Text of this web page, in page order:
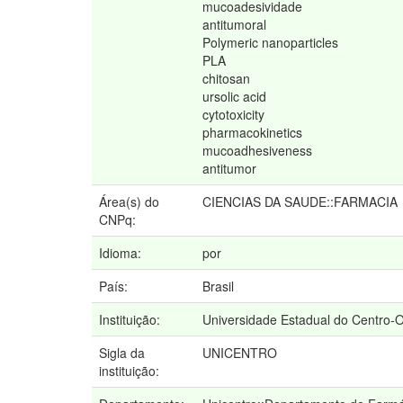
mucoadesividade
antitumoral
Polymeric nanoparticles
PLA
chitosan
ursolic acid
cytotoxicity
pharmacokinetics
mucoadhesiveness
antitumor
Área(s) do
CNPq:
CIENCIAS DA SAUDE::FARMACIA
Idioma:
por
País:
Brasil
Instituição:
Universidade Estadual do Centro-
Sigla da
instituição:
UNICENTRO